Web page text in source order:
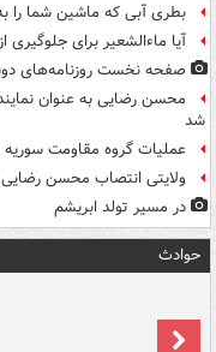
بطری آبی که ماشین شما
آیا ماءالشعیر برای
صفحه نخست روزنامه‌های دوشنبه ۱۹
محسن رضایی به عنوان
شد
عملیات گروه مقاومت سوریه
ولایتی انتصاب محسن
در مسیر تولد ابریشم
حوادث